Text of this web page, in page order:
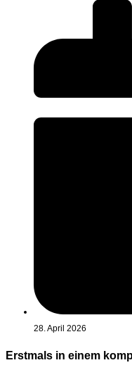
28. April 2026
Erstmals in einem